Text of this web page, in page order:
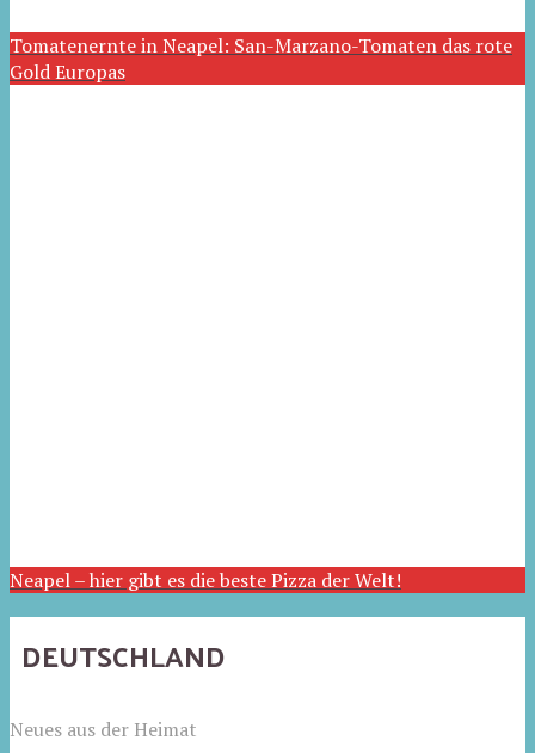
Tomatenernte in Neapel: San-Marzano-Tomaten das rote
Gold Europas
Neapel – hier gibt es die beste Pizza der Welt!
DEUTSCHLAND
Neues aus der Heimat